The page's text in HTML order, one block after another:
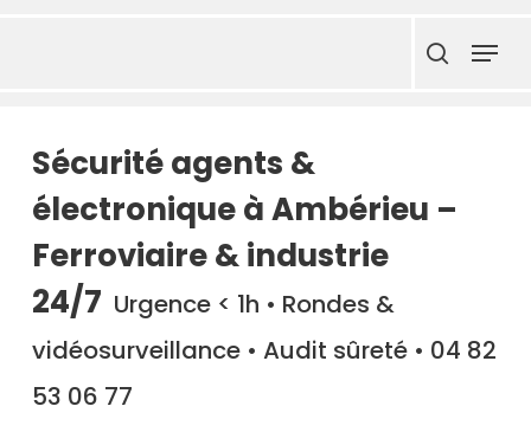
search
Menu
Sécurité agents &
électronique à Ambérieu –
Ferroviaire & industrie
24/7 Urgence < 1h • Rondes &
vidéosurveillance • Audit sûreté • 04 82
53 06 77